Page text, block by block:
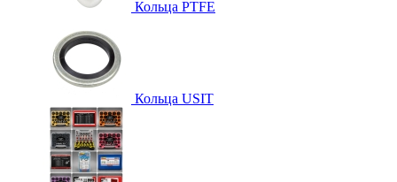
Кольца PTFE
Кольца USIT